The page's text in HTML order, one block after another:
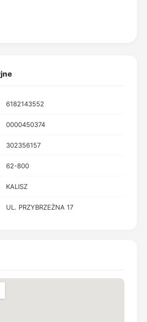
6182143552
0000450374
302356157
62-800
KALISZ
UL. PRZYBRZEŻNA 17